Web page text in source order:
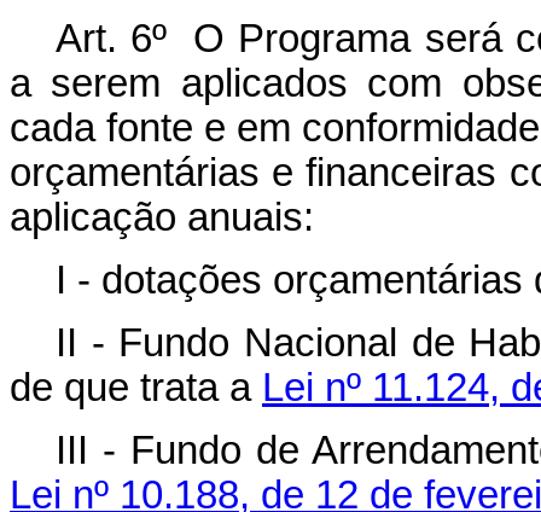
Art. 6º O Programa será
a serem aplicados com
cada fonte e em
orçamentárias e financeiras
aplicação anuais:
I - dotações orçamentárias
II - Fundo Nacional de
de que trata a Lei nº 11.124,
III - Fundo de
Lei nº 10.188, de 12 de